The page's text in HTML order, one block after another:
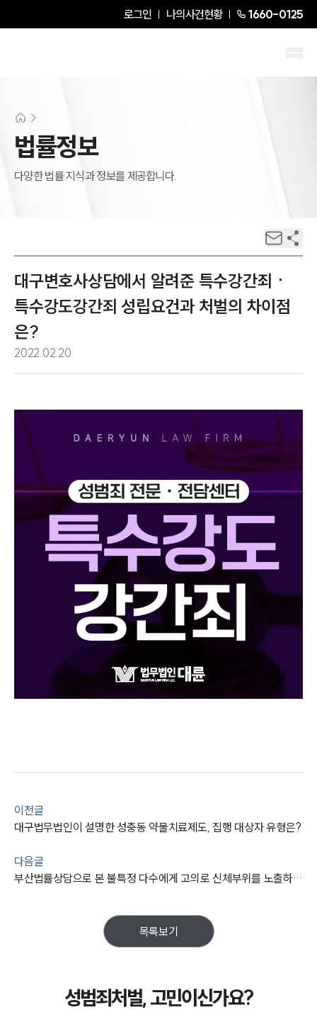
로그인 나의사건현황 1660-0125
팀소개
법률정보
다양한 법률 지식과 정보를 제공합니다.
대구변호사상담에서 알려준 특수강간죄ㆍ
특수강도강간죄 성립요건과 처벌의 차이점
은?
2022.02.20
이전글
대구법무법인이 설명한 성충동 약물치료제도, 집행 대상자 유형은?
다음글
부산법률상담으로 본 불특정 다수에게 고의로 신체부위를 노출하는 공연음란죄
목록보기
성범죄처벌, 고민이신가요?